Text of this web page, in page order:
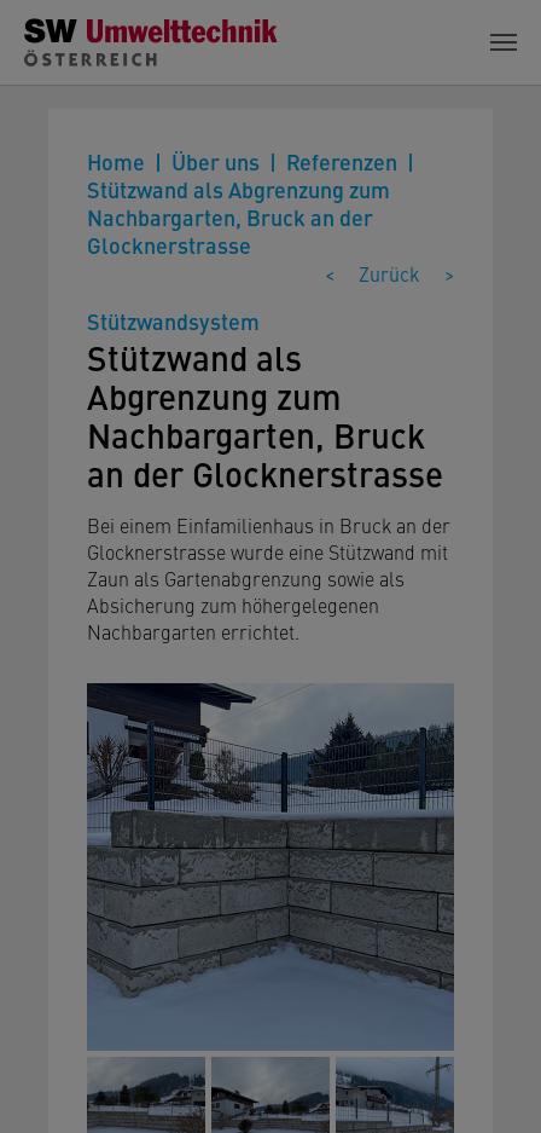
Zum Hauptinhalt springen
Home Über uns
Referenzen
Stützwand als Abgrenzung zum
Nachbargarten, Bruck an der
Glocknerstrasse
< Zurück >
Stützwandsystem
Stützwand als
Abgrenzung zum
Nachbargarten, Bruck
an der Glocknerstrasse
Bei einem Einfamilienhaus in Bruck an der
Glocknerstrasse wurde eine Stützwand mit
Zaun als Gartenabgrenzung sowie als
Absicherung zum höhergelegenen
Nachbargarten errichtet.